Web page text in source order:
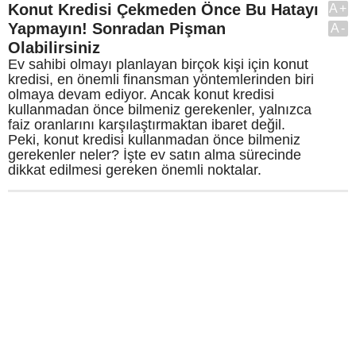
Konut Kredisi Çekmeden Önce Bu Hatayı
Yapmayın! Sonradan Pişman
Olabilirsiniz
Ev sahibi olmayı planlayan birçok kişi için konut
kredisi, en önemli finansman yöntemlerinden biri
olmaya devam ediyor. Ancak konut kredisi
kullanmadan önce bilmeniz gerekenler, yalnızca
faiz oranlarını karşılaştırmaktan ibaret değil.
Peki, konut kredisi kullanmadan önce bilmeniz
gerekenler neler? İşte ev satın alma sürecinde
dikkat edilmesi gereken önemli noktalar.
A+
A-